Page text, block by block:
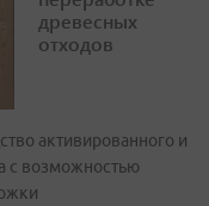
древесных
отходов
активированного и
с возможностью